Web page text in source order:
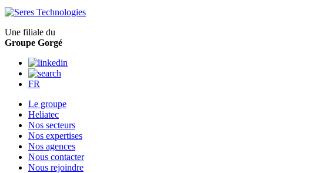
Une filiale du
Groupe Gorgé
FR
Le groupe
Heliatec
Nos secteurs
Nos expertises
Nos agences
Nous contacter
Nous rejoindre